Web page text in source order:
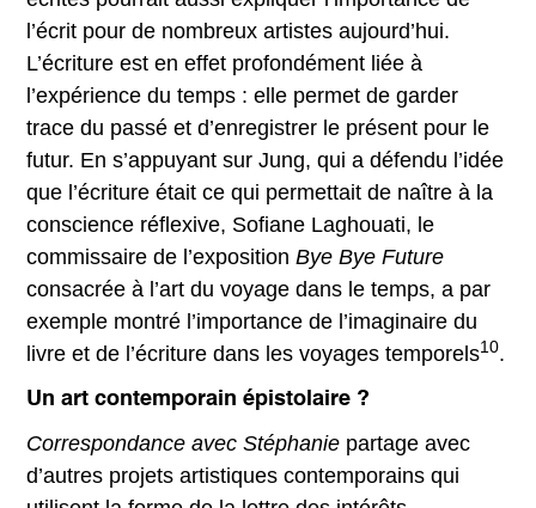
l’écrit pour de nombreux artistes aujourd’hui.
L’écriture est en effet profondément liée à
l’expérience du temps : elle permet de garder
trace du passé et d’enregistrer le présent pour le
futur. En s’appuyant sur Jung, qui a défendu l’idée
que l’écriture était ce qui permettait de naître à la
conscience réflexive, Sofiane Laghouati, le
commissaire de l’expositionBye Bye Future
consacrée à l’art du voyage dans le temps, a par
exemple montré l’importance de l’imaginaire du
livre et de l’écriture dans les voyages temporels10.
Un art contemporain épistolaire ?
Correspondance avec Stéphanie partage avec
d’autres projets artistiques contemporains qui